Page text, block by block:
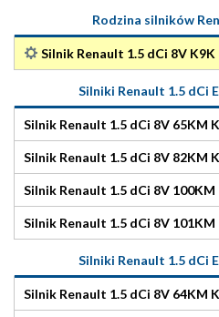
Rodzina silników
Silnik Renault 1.5 dCi 8V
Silniki Renault 1.5 dCi
Silnik Renault 1.5 dCi 8V 65KM
Silnik Renault 1.5 dCi 8V 82KM
Silnik Renault 1.5 dCi 8V 100KM
Silnik Renault 1.5 dCi 8V 101KM
Silniki Renault 1.5 dCi
Silnik Renault 1.5 dCi 8V 64KM